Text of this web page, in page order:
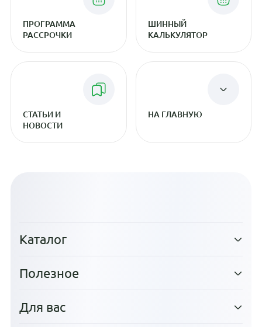
ПРОГРАММА
РАССРОЧКИ
ШИННЫЙ
КАЛЬКУЛЯТОР
СТАТЬИ И
НОВОСТИ
НА ГЛАВНУЮ
Каталог
Полезное
Для вас